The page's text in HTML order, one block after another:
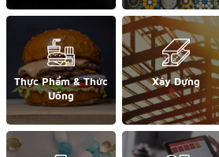
Thực Phẩm & Thức
Uống
Xây Dựng